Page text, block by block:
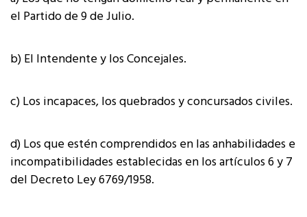
el Partido de 9 de Julio.
b) El Intendente y los Concejales.
c) Los incapaces, los quebrados y concursados civiles.
d) Los que estén comprendidos en las anhabilidades e
incompatibilidades establecidas en los artículos 6 y 7
del Decreto Ley 6769/1958.